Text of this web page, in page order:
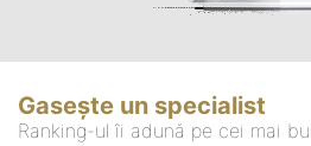
Gasește un specialist
Ranking-ul îi adună pe cei mai